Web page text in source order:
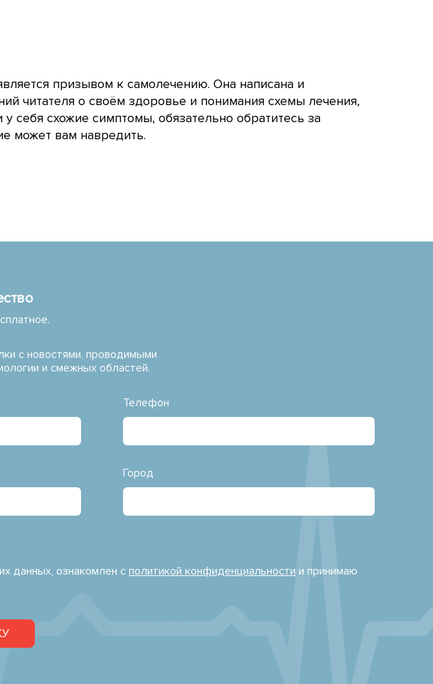
призывом к самолечению. Она написана и
читателя о своём здоровье и понимания схемы лечения,
себя схожие симптомы, обязательно обратитесь за
может вам навредить.
с новостями, проводимыми
и смежных областей.
Телефон
Город
данных, ознакомлен с политикой конфиденциальности и принимаю